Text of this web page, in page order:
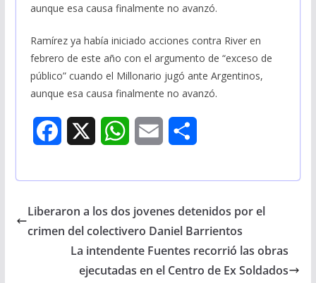
aunque esa causa finalmente no avanzó.
Ramírez ya había iniciado acciones contra River en
febrero de este año con el argumento de “exceso de
público” cuando el Millonario jugó ante Argentinos,
aunque esa causa finalmente no avanzó.
e
W
t
A
i
r
Liberaron a los dos jovenes detenidos por el
crimen del colectivero Daniel Barrientos
La intendente Fuentes recorrió las obras
ejecutadas en el Centro de Ex Soldados